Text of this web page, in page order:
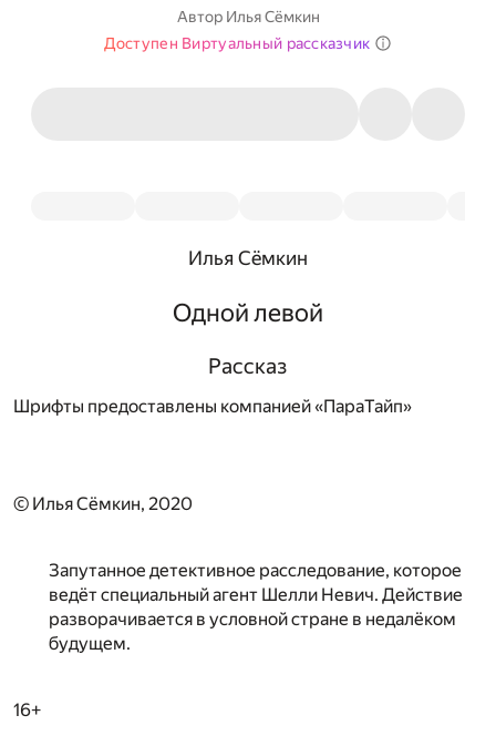
Автор Илья Сёмкин
Доступен Виртуальный рассказчик
Илья Сёмкин
Одной левой
Рассказ
Шрифты предоставлены компанией «ПараТайп»
© Илья Сёмкин, 2020
Запутанное детективное расследование, которое
ведёт специальный агент Шелли Невич. Действие
разворачивается в условной стране в недалёком
будущем.
16+